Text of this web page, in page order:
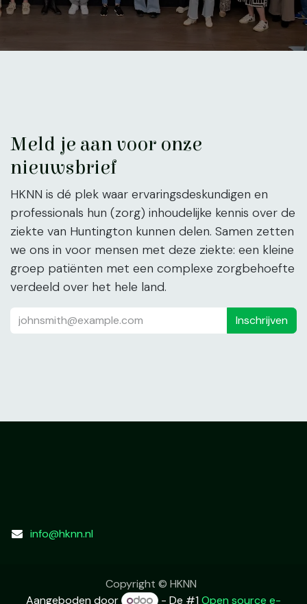
Meld je aan voor onze
nieuwsbrief
HKNN is dé plek waar ervaringsdeskundigen en
professionals hun (zorg) inhoudelijke kennis over de
ziekte van Huntington kunnen delen. Samen zetten
we ons in voor mensen met deze ziekte: een kleine
groep patiënten met een complexe zorgbehoefte
verdeeld over het hele land.
Inschrijven
info@hknn.nl
Copyright © HKNN
Aangeboden door
- De #1Open source e-